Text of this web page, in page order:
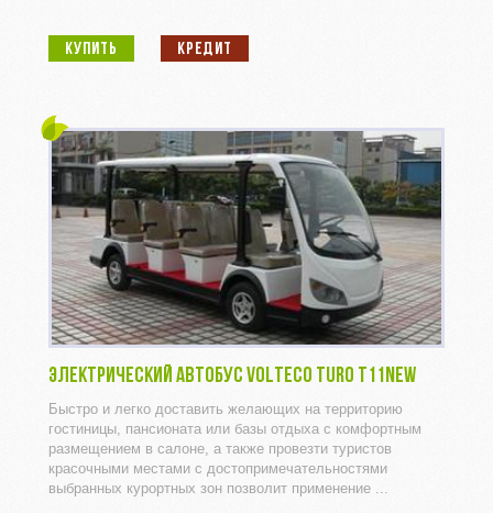
КУПИТЬ КРЕДИТ
ЭЛЕКТРИЧЕСКИЙ АВТОБУС VOLTECO TURO T11NEW
Быстро и легко доставить желающих на территорию
гостиницы, пансионата или базы отдыха с комфортным
размещением в салоне, а также провезти туристов
красочными местами с достопримечательностями
выбранных курортных зон позволит применение ...